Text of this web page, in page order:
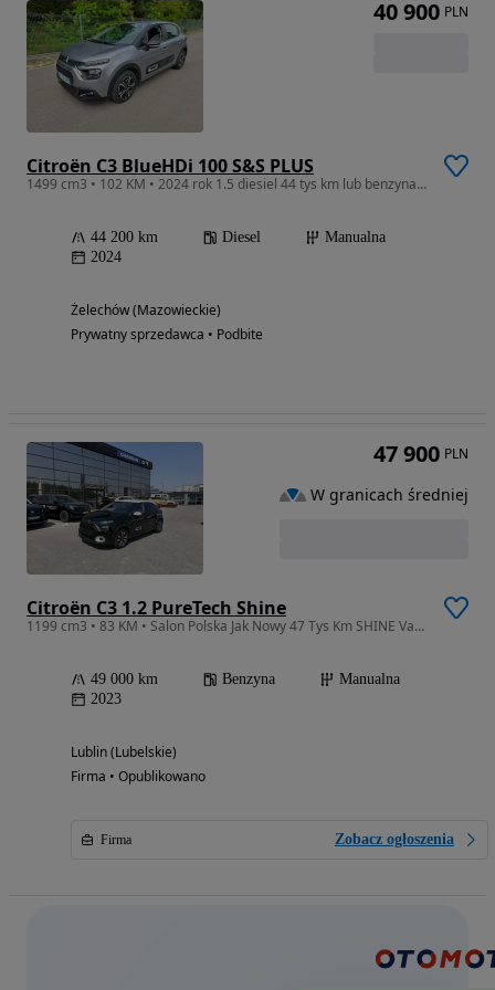
Citroën C3 BlueHDi 100 S&S PLUS
1499 cm3 • 102 KM • 2024 rok 1.5 diesiel 44 tys km lub benzyna 22 tys km
44 200 km Diesel
Manualna
2024
Żelechów (Mazowieckie)
Prywatny sprzedawca • Podbite
40 900 PLN
Citroën C3 1.2 PureTech Shine
1199 cm3 • 83 KM • Salon Polska Jak Nowy 47 Tys Km SHINE Vat 23% Dealer Autoryzowany
49 000 km Benzyna
Manualna
2023
Lublin (Lubelskie)
Firma • Opublikowano
Firma Zobacz ogłoszenia
47 900 PLN
W granicach średniej